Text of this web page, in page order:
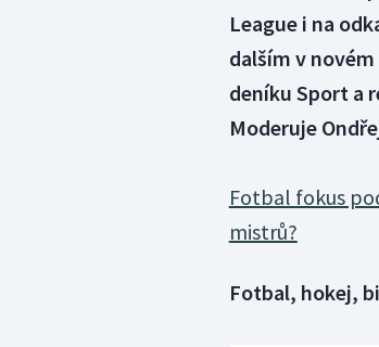
League i na
dalším v
deníku Sport a
Moderuje
Fotbal fokus
mistrů?
Fotbal, hokej,